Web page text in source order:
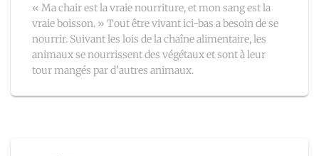
« Ma chair est la vraie nourriture, et mon sang est la
vraie boisson. » Tout être vivant ici-bas a besoin de se
nourrir. Suivant les lois de la chaîne alimentaire, les
animaux se nourrissent des végétaux et sont à leur
tour mangés par d’autres animaux.